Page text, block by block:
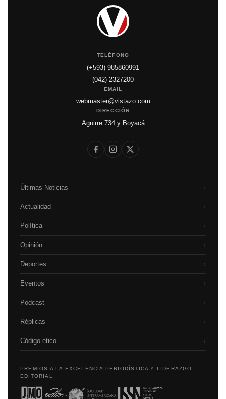
TELÉFONO
(+593) 985860991
(042) 2327200
EMAIL
webmaster@vistazo.com
DIRECCIÓN
Aguirre 734 y Boyacá
Últimas Noticias ›
Actualidad ›
Política ›
Opinión ›
Deportes ›
Eventos ›
Podcast ›
Réplicas ›
Código etico ›
PREMIOS A LA EXCELENCIA PERIODÍSTICA Y LIDERAZGO
EDITORIAL